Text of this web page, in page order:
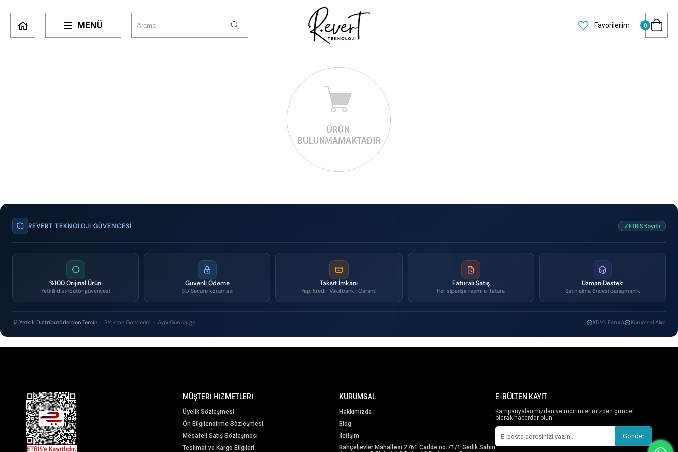
MENÜ Favorilerim 0
REVERT TEKNOLOJI GÜVENCESI ✓ETBİS Kayıtlı
%100 Orijinal Ürün
Yetkili distribütör güvencesi
Güvenli Ödeme
3D Secure koruması
Taksit İmkânı
Yapı Kredi · Vakıfbank · Garanti
Faturalı Satış
Her siparişe resmi e-fatura
Uzman Destek
Satın alma öncesi danışmanlık
Yetkili Distribütörlerden Temin · Stoktan Gönderim · Aynı Gün Kargo KDV'li Fatura Kurumsal Alım
MÜŞTERİ HİZMETLERİ
Üyelik Sözleşmesi
Ön Bilgilendirme Sözleşmesi
Mesafeli Satış Sözleşmesi
Teslimat ve Kargo Bilgileri
KURUMSAL
Hakkımızda
Blog
İletişim
Bahçelievler Mahallesi 2761 Cadde no:71/1 Gedik Sahin
E-BÜLTEN KAYIT
Kampanyalarımızdan ve indirimlerimizden güncel
olarak haberdar olun.
Gönder